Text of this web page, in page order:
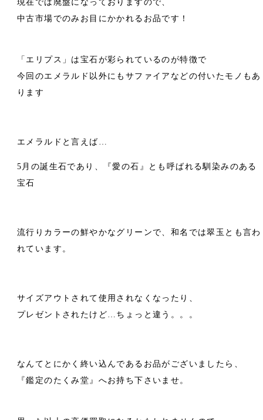
現在では廃盤になっておりますので、
中古市場でのみお目にかかれるお品です！
「エリプス」は宝石が彩られているのが特徴で
今回のエメラルド以外にもサファイアなどの付いたモノもあ
ります
エメラルドと言えば…
5月の誕生石であり、『愛の石』とも呼ばれる馴染みのある
宝石
流行りカラーの鮮やかなグリーンで、和名では翠玉とも言わ
れています。
サイズアウトされて使用されなくなったり、
プレゼントされたけど…ちょっと違う。。。
なんてとにかく終い込んであるお品がございましたら、
『鑑定のたくみ堂』へお持ち下さいませ。